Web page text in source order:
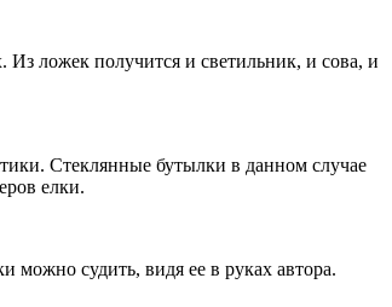
ложек получится и светильник, и сова, и
Стеклянные бутылки в данном случае
елки.
можно судить, видя ее в руках автора.